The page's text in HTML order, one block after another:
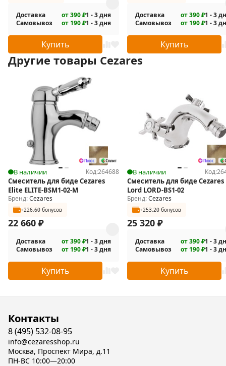
Доставка от 390 ₽1 - 3 дня
Самовывоз
от 190 ₽1 - 3 дня
Купить
Доставка от 390 ₽1 - 3
Самовывоз
от 190 ₽1 - 3
Купить
Другие товары Cezares
В наличии Код:264688
Смеситель для биде Cezares
Elite ELITE-BSM1-02-M
Бренд:Cezares
+226,60 бонусов
22 660 ₽
Доставка от 390 ₽1 - 3 дня
Самовывоз
от 190 ₽1 - 3 дня
Купить
В наличии Код:
Смеситель для биде Cezares
Lord LORD-BS1-02
Бренд:Cezares
+253,20 бонусов
25 320 ₽
Доставка от 390 ₽1 - 3
Самовывоз
от 190 ₽1 - 3
Купить
Контакты
8 (495) 532-08-95
info@cezaresshop.ru
Москва, Проспект Мира, д.11
ПН-ВС 10:00—20:00